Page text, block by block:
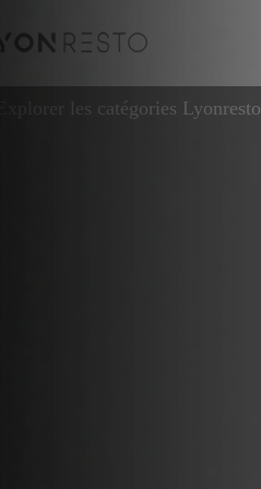
Explorer les catégories Lyonresto